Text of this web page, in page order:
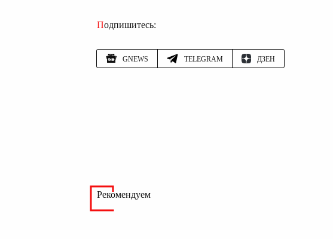
Подпишитесь:
GNEWS TELEGRAM ДЗЕН
Рекомендуем